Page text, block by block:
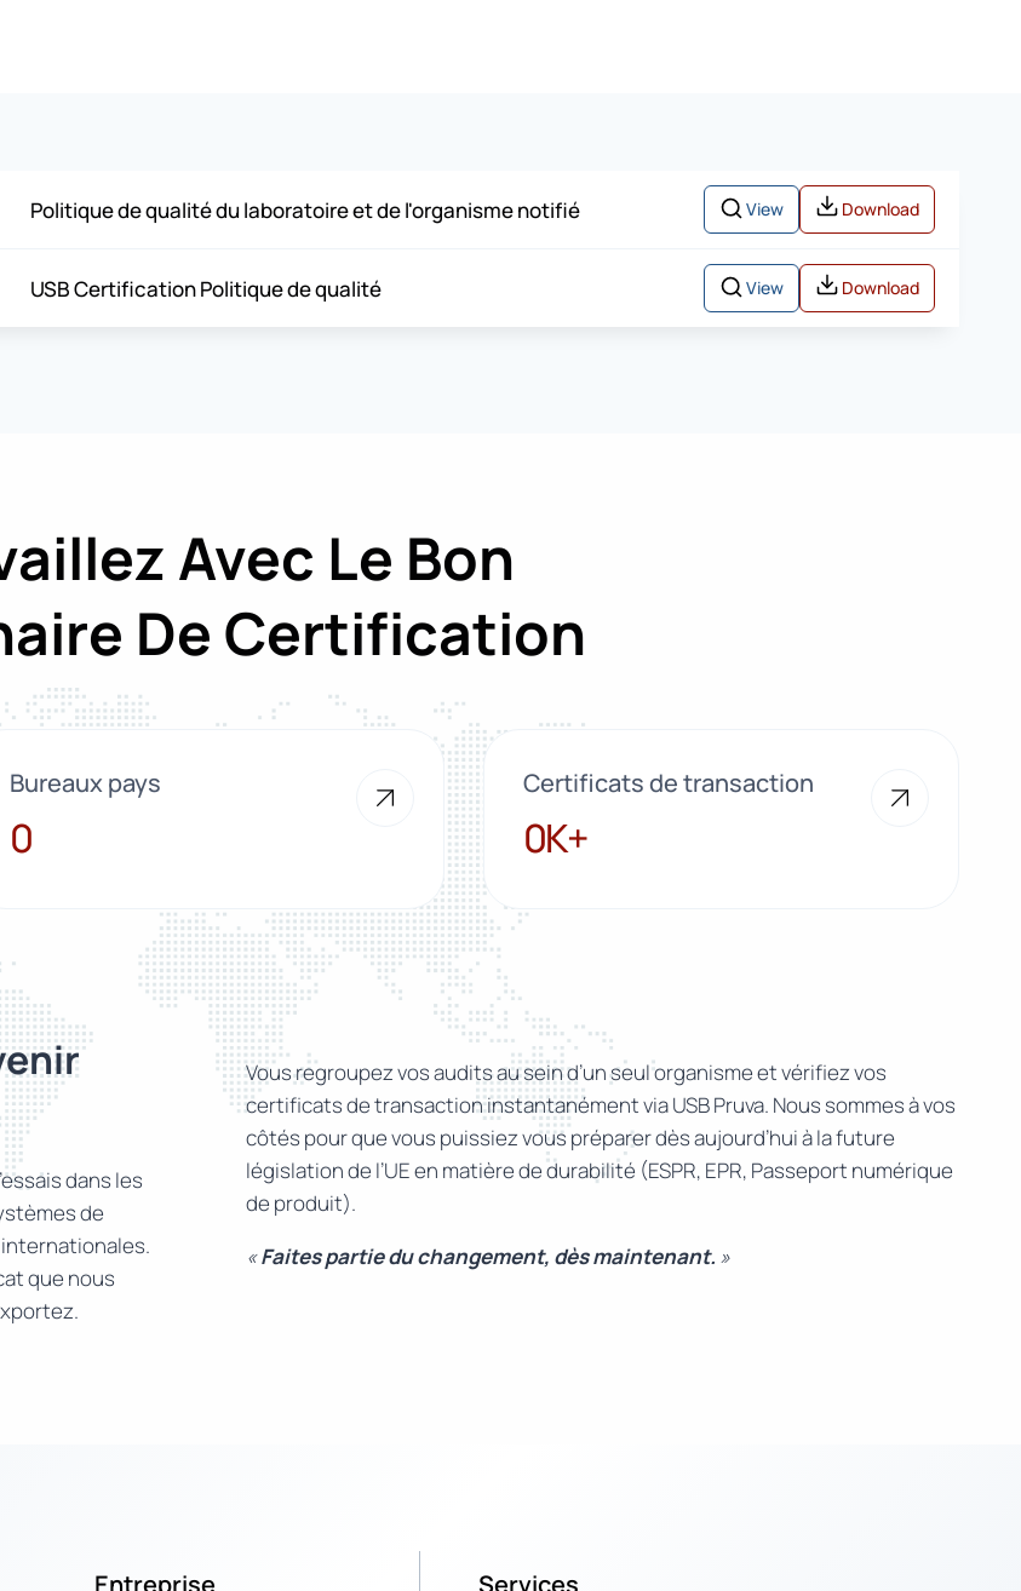
Politique de qualité du laboratoire et de l'organisme notifié View Download
USB Certification Politique de qualité View Download
Avec Le Bon
De Certification
Bureaux pays
10
0
Certificats de transaction
100K+
0K+
dans les
de
que nous
Vous regroupez vos audits au sein d’un seul organisme et vérifiez vos
certificats de transaction instantanément via USB Pruva. Nous sommes à vos
côtés pour que vous puissiez vous préparer dès aujourd’hui à la future
législation de l’UE en matière de durabilité (ESPR, EPR, Passeport numérique
de produit).
«Faites partie du changement, dès maintenant. »